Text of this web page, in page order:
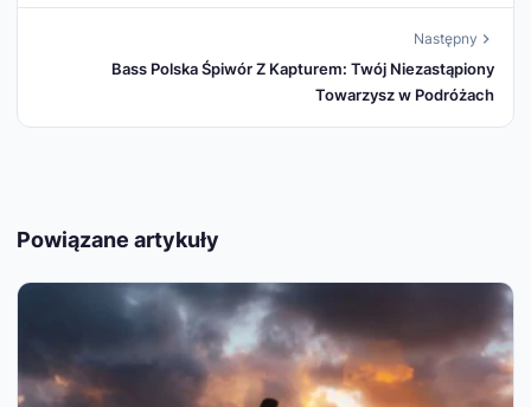
Następny
Bass Polska Śpiwór Z Kapturem: Twój Niezastąpiony
Towarzysz w Podróżach
Powiązane artykuły